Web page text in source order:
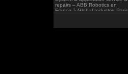
repairs – ABB Robotics en
France à Global Industrie Paris